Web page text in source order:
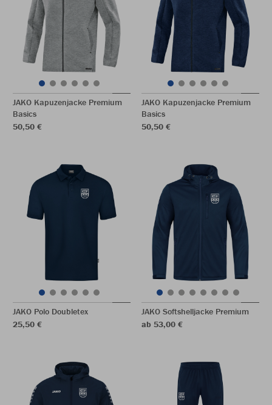
JAKO Kapuzenjacke Premium
Basics
50,50 €
JAKO Kapuzenjacke Premium
Basics
50,50 €
JAKO Polo Doubletex
25,50 €
JAKO Softshelljacke Premium
ab 53,00 €